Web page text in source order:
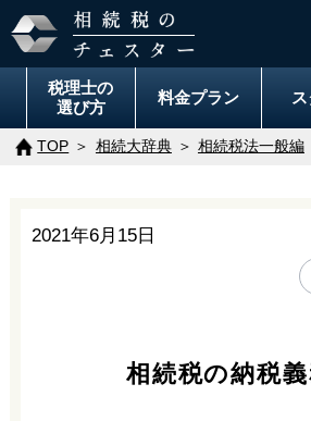
税理士の
選び方
料金プラン
TOP 相続大辞典 相続税法一般編
2021年6月15日
相続税の納税